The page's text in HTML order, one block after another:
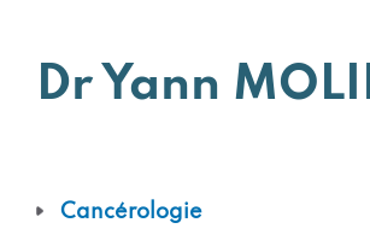
Dr Yann
Cancérologie